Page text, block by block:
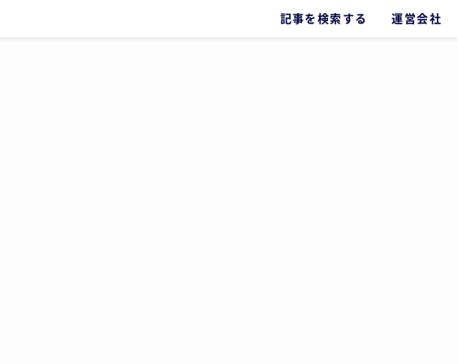
記事を検索する 運営会社